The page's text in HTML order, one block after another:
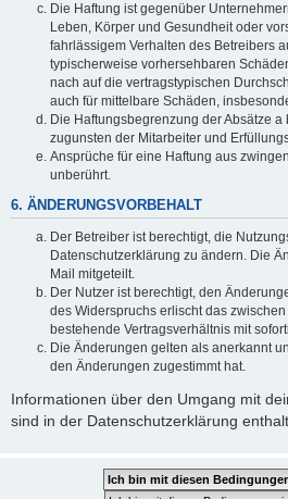
Die Haftung ist gegenüber
Leben, Körper und Gesundheit oder
fahrlässigem Verhalten des Betreibers
typischerweise vorhersehbaren
nach auf die vertragstypischen
auch für mittelbare Schäden,
Die Haftungsbegrenzung der Absätze
zugunsten der Mitarbeiter und
Ansprüche für eine Haftung aus
unberührt.
6. ÄNDERUNGSVORBEHALT
Der Betreiber ist berechtigt, die
Datenschutzerklärung zu ändern. Die
Mail mitgeteilt.
Der Nutzer ist berechtigt, den
des Widerspruchs erlischt das
bestehende Vertragsverhältnis mit
Die Änderungen gelten als anerkannt
den Änderungen zugestimmt hat.
Informationen über den Umgang mit
sind in der Datenschutzerklärung